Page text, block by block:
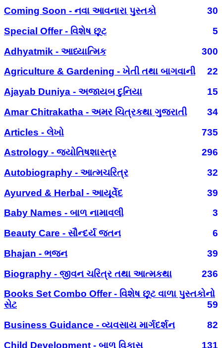
Coming Soon - નવા આવનારા પુસ્તકો
30
Special Offer - વિશેષ છૂટ
5
Adhyatmik - આધ્યાત્મિક
300
Agriculture & Gardening - ખેતી તથા બાગવાની
22
Ajayab Duniya - અજાયબ દુનિયા
15
Amar Chitrakatha - અમર ચિત્રકથા ગુજરાતી
34
Articles - લેખો
735
Astrology - જ્યોતિષશાસ્ત્ર
296
Autobiography - આત્મચરિત્ર
32
Ayurved & Herbal - આયૂર્વેદ
39
Baby Names - બાળ નામાવલી
3
Beauty Care - સૌન્દર્ય જતન
6
Bhajan - ભજન
39
Biography - જીવન ચરિત્ર તથા આત્મકથા
236
Books Set Combo Offer - વિશેષ છૂટ વાળા પુસ્તકોનો
સેટ
59
Business Guidance - વ્યવસાય માર્ગદર્શન
82
Child Development - બાળ વિકાસ
131